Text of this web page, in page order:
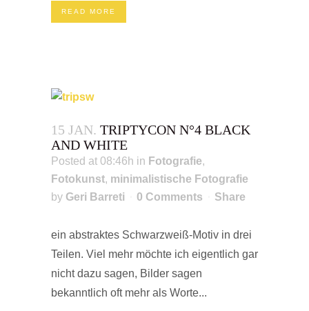
READ MORE
15 JAN. TRIPTYCON N°4 BLACK
AND WHITE
Posted at 08:46h in Fotografie,
Fotokunst, minimalistische Fotografie
by Geri Barreti 0 Comments Share
ein abstraktes Schwarzweiß-Motiv in drei
Teilen. Viel mehr möchte ich eigentlich gar
nicht dazu sagen, Bilder sagen
bekanntlich oft mehr als Worte...